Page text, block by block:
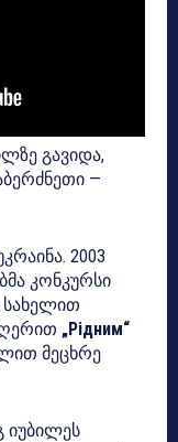
გავიდა,
—
2003
კონკურსი
სახელით
„Рiдним“
მეცხრე
იუბილეს